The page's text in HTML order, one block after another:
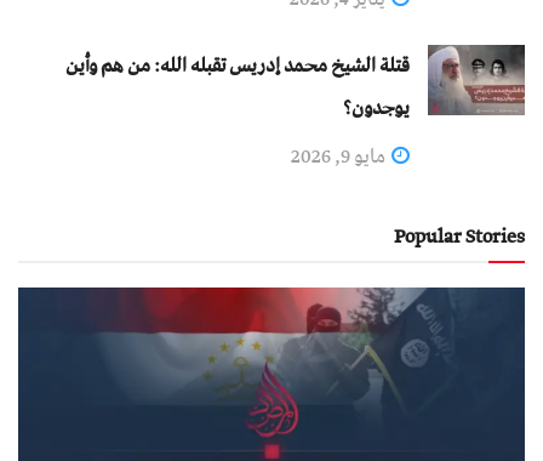
قتلة الشيخ محمد إدريس تقبله الله: من هم وأين
يوجدون؟
مايو 9, 2026
Popular Stories